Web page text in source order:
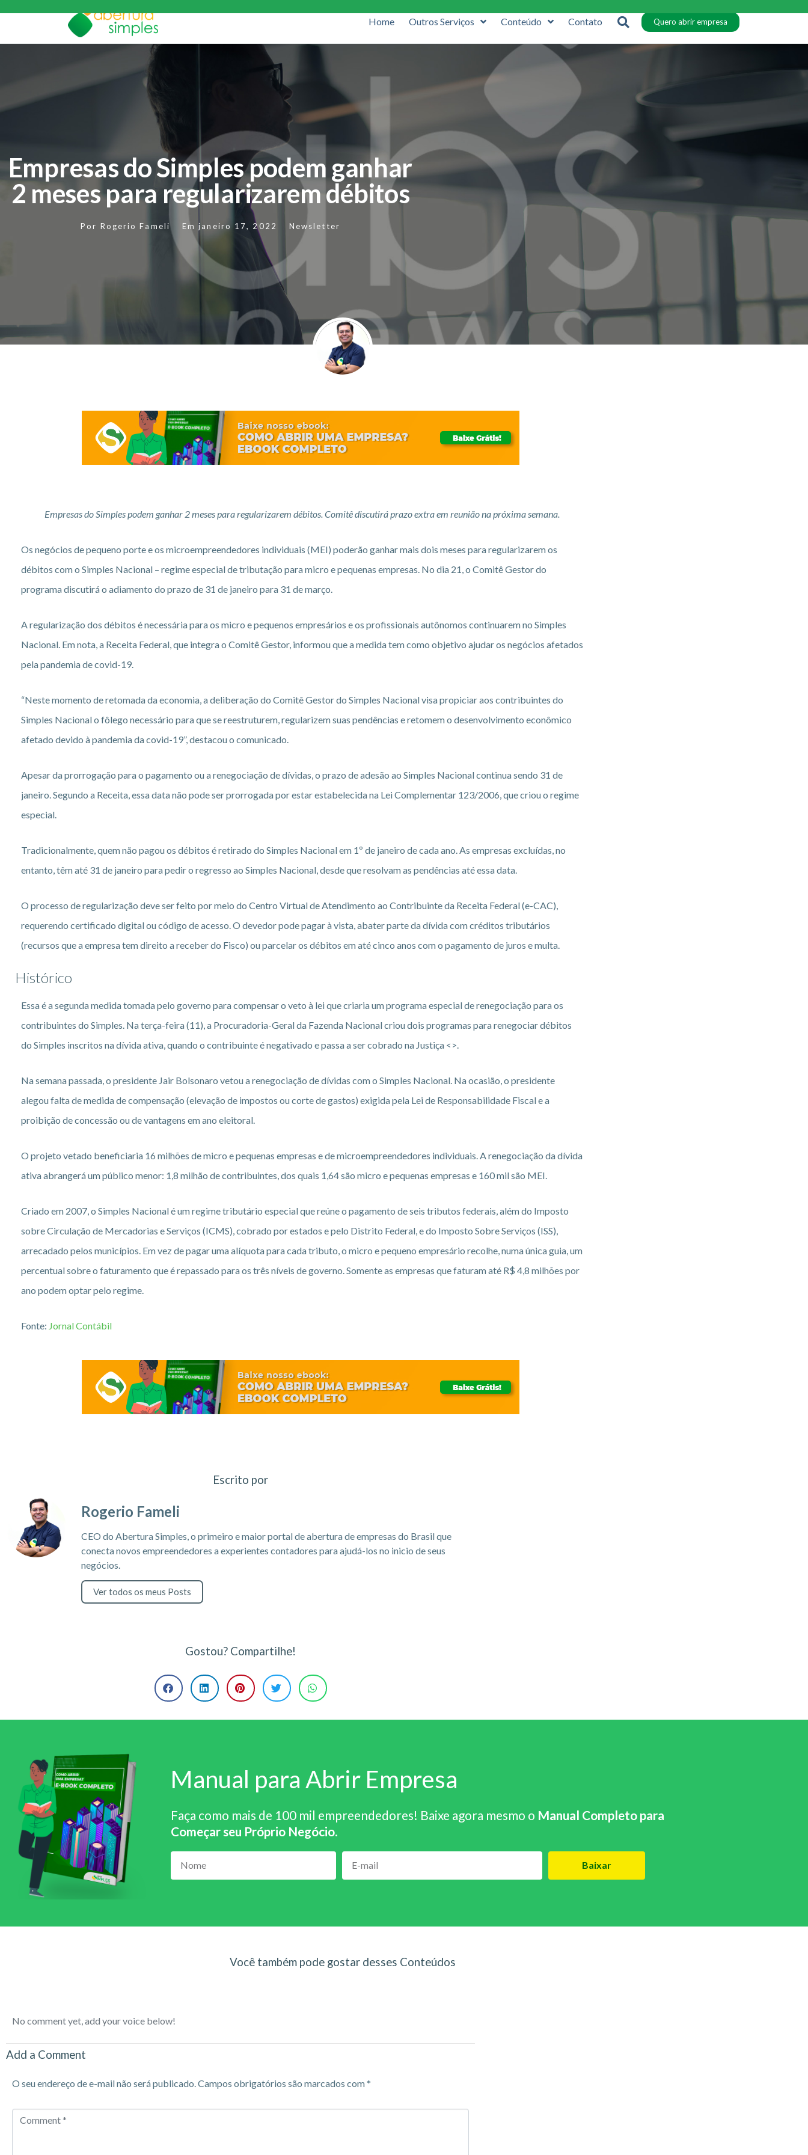
Home Outros Serviços Conteúdo Contato Quero abrir empresa
Empresas do Simples podem ganhar
2 meses para regularizarem débitos
Por Rogerio Fameli Em janeiro 17, 2022 Newsletter
Empresas do Simples podem ganhar 2 meses para regularizarem débitos. Comitê discutirá prazo extra em reunião na próxima semana.
Os negócios de pequeno porte e os microempreendedores individuais (MEI) poderão ganhar mais dois meses para regularizarem os
débitos com o Simples Nacional – regime especial de tributação para micro e pequenas empresas. No dia 21, o Comitê Gestor do
programa discutirá o adiamento do prazo de 31 de janeiro para 31 de março.
A regularização dos débitos é necessária para os micro e pequenos empresários e os profissionais autônomos continuarem no Simples
Nacional. Em nota, a Receita Federal, que integra o Comitê Gestor, informou que a medida tem como objetivo ajudar os negócios afetados
pela pandemia de covid-19.
“Neste momento de retomada da economia, a deliberação do Comitê Gestor do Simples Nacional visa propiciar aos contribuintes do
Simples Nacional o fôlego necessário para que se reestruturem, regularizem suas pendências e retomem o desenvolvimento econômico
afetado devido à pandemia da covid-19”, destacou o comunicado.
Apesar da prorrogação para o pagamento ou a renegociação de dívidas, o prazo de adesão ao Simples Nacional continua sendo 31 de
janeiro. Segundo a Receita, essa data não pode ser prorrogada por estar estabelecida na Lei Complementar 123/2006, que criou o regime
especial.
Tradicionalmente, quem não pagou os débitos é retirado do Simples Nacional em 1º de janeiro de cada ano. As empresas excluídas, no
entanto, têm até 31 de janeiro para pedir o regresso ao Simples Nacional, desde que resolvam as pendências até essa data.
O processo de regularização deve ser feito por meio do Centro Virtual de Atendimento ao Contribuinte da Receita Federal (e-CAC),
requerendo certificado digital ou código de acesso. O devedor pode pagar à vista, abater parte da dívida com créditos tributários
(recursos que a empresa tem direito a receber do Fisco) ou parcelar os débitos em até cinco anos com o pagamento de juros e multa.
Histórico
Essa é a segunda medida tomada pelo governo para compensar o veto à lei que criaria um programa especial de renegociação para os
contribuintes do Simples. Na terça-feira (11), a Procuradoria-Geral da Fazenda Nacional criou dois programas para renegociar débitos
do Simples inscritos na dívida ativa, quando o contribuinte é negativado e passa a ser cobrado na Justiça <>.
Na semana passada, o presidente Jair Bolsonaro vetou a renegociação de dívidas com o Simples Nacional. Na ocasião, o presidente
alegou falta de medida de compensação (elevação de impostos ou corte de gastos) exigida pela Lei de Responsabilidade Fiscal e a
proibição de concessão ou de vantagens em ano eleitoral.
O projeto vetado beneficiaria 16 milhões de micro e pequenas empresas e de microempreendedores individuais. A renegociação da dívida
ativa abrangerá um público menor: 1,8 milhão de contribuintes, dos quais 1,64 são micro e pequenas empresas e 160 mil são MEI.
Criado em 2007, o Simples Nacional é um regime tributário especial que reúne o pagamento de seis tributos federais, além do Imposto
sobre Circulação de Mercadorias e Serviços (ICMS), cobrado por estados e pelo Distrito Federal, e do Imposto Sobre Serviços (ISS),
arrecadado pelos municípios. Em vez de pagar uma alíquota para cada tributo, o micro e pequeno empresário recolhe, numa única guia, um
percentual sobre o faturamento que é repassado para os três níveis de governo. Somente as empresas que faturam até R$ 4,8 milhões por
ano podem optar pelo regime.
Fonte: Jornal Contábil
Escrito por
Rogerio Fameli
CEO do Abertura Simples, o primeiro e maior portal de abertura de empresas do Brasil que
conecta novos empreendedores a experientes contadores para ajudá-los no inicio de seus
negócios.
Ver todos os meus Posts
Gostou? Compartilhe!
Manual para Abrir Empresa
Faça como mais de 100 mil empreendedores! Baixe agora mesmo o Manual Completo para
Começar seu Próprio Negócio.
Baixar
Você também pode gostar desses Conteúdos
No comment yet, add your voice below!
Add a Comment
O seu endereço de e-mail não será publicado. Campos obrigatórios são marcados com*
Comment